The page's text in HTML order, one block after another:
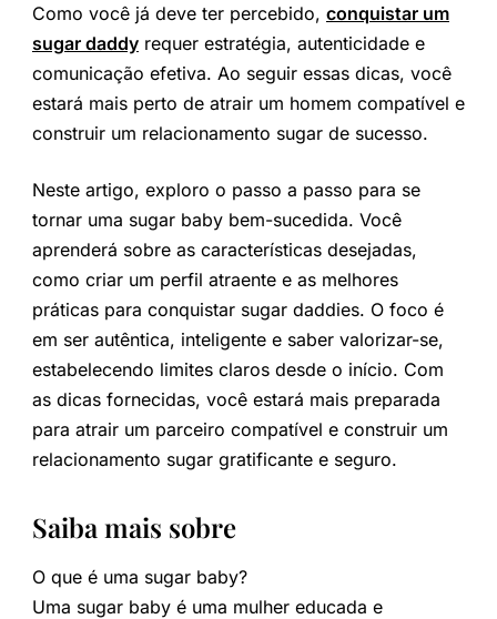
Como você já deve ter percebido, conquistar um
sugar daddyrequer estratégia, autenticidade e
comunicação efetiva. Ao seguir essas dicas, você
estará mais perto de atrair um homem compatível e
construir um relacionamento sugar de sucesso.
Neste artigo, exploro o passo a passo para se
tornar uma sugar baby bem-sucedida. Você
aprenderá sobre as características desejadas,
como criar um perfil atraente e as melhores
práticas para conquistar sugar daddies. O foco é
em ser autêntica, inteligente e saber valorizar-se,
estabelecendo limites claros desde o início. Com
as dicas fornecidas, você estará mais preparada
para atrair um parceiro compatível e construir um
relacionamento sugar gratificante e seguro.
Saiba mais sobre
O que é uma sugar baby?
Uma sugar baby é uma mulher educada e